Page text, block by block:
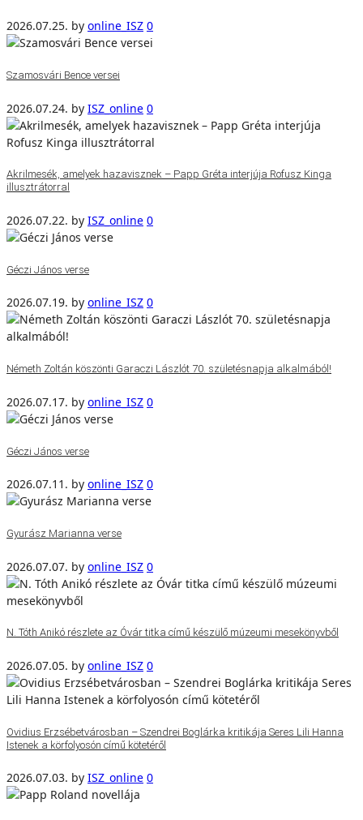
2026.07.25. by online_ISZ 0
Szamosvári Bence versei
2026.07.24. by ISZ_online 0
Akrilmesék, amelyek hazavisznek – Papp Gréta interjúja Rofusz Kinga
illusztrátorral
2026.07.22. by ISZ_online 0
Géczi János verse
2026.07.19. by online_ISZ 0
Németh Zoltán köszönti Garaczi Lászlót 70. születésnapja alkalmából!
2026.07.17. by online_ISZ 0
Géczi János verse
2026.07.11. by online_ISZ 0
Gyurász Marianna verse
2026.07.07. by online_ISZ 0
N. Tóth Anikó részlete az Óvár titka című készülő múzeumi mesekönyvből
2026.07.05. by online_ISZ 0
Ovidius Erzsébetvárosban – Szendrei Boglárka kritikája Seres Lili Hanna
Istenek a körfolyosón című kötetéről
2026.07.03. by ISZ_online 0